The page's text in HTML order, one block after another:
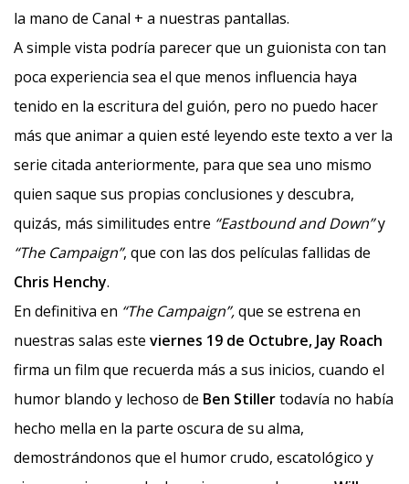
la mano de Canal + a nuestras pantallas.
A simple vista podría parecer que un guionista con tan
poca experiencia sea el que menos influencia haya
tenido en la escritura del guión, pero no puedo hacer
más que animar a quien esté leyendo este texto a ver la
serie citada anteriormente, para que sea uno mismo
quien saque sus propias conclusiones y descubra,
quizás, más similitudes entre “Eastbound and Down”y
“The Campaign”, que con las dos películas fallidas de
Chris Henchy.
En definitiva en “The Campaign”,que se estrena en
nuestras salas este viernes 19 de Octubre, Jay Roach
firma un film que recuerda más a sus inicios, cuando el
humor blando y lechoso de Ben Stillertodavía no había
hecho mella en la parte oscura de su alma,
demostrándonos que el humor crudo, escatológico y